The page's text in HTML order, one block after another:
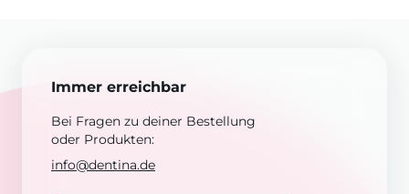
Immer erreichbar
Bei Fragen zu deiner Bestellung
oder Produkten:
info@dentina.de